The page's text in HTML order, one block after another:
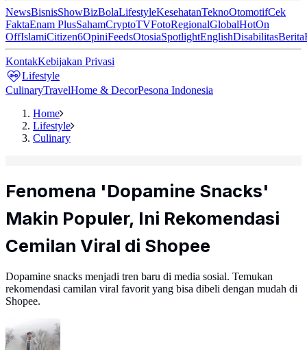
NewsBisnisShowBizBolaLifestyleKesehatanTeknoOtomotifCek
FaktaEnam PlusSahamCryptoTVFotoRegionalGlobalHotOn
OffIslamiCitizen6OpiniFeedsOtosiaSpotlightEnglishDisabilitasBerita
KontakKebijakan Privasi
Lifestyle
CulinaryTravelHome & DecorPesona Indonesia
Home
Lifestyle
Culinary
Fenomena 'Dopamine Snacks'
Makin Populer, Ini Rekomendasi
Cemilan Viral di Shopee
Dopamine snacks menjadi tren baru di media sosial. Temukan
rekomendasi camilan viral favorit yang bisa dibeli dengan mudah di
Shopee.